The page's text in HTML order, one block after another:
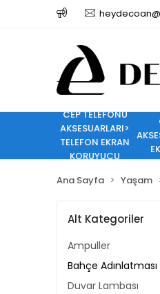
CEP TELEFONU
AKSESUARLARI>
TELEFON EKRAN
KORUYUCU
Ana Sayfa Yaşam
Alt Kategoriler
Ampuller
Bahçe Adınlatması
Duvar Lambası